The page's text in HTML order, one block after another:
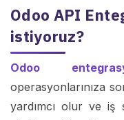
Odoo API
istiyoruz?
Odoo
operasyonlarınıza
yardımcı olur ve iş